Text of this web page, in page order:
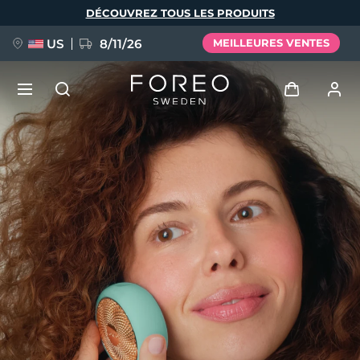
DÉCOUVREZ TOUS LES PRODUITS
US 8/11/26 MEILLEURES VENTES
Se connecter
Profil de l'utilisateur
Mes appareils
Mes commandes
Mes adresses
Mes abonnements
NOUVEAU
FAQ™ Pure Beauty-Tech Elixir
BREAKING NEWS
issa™ Teeth Whitening Set
Langue
English Deutsch
Español
Français
Italiano
Português
Polski
Svenska
Русский
Türkçe
简体中文 繁體中文